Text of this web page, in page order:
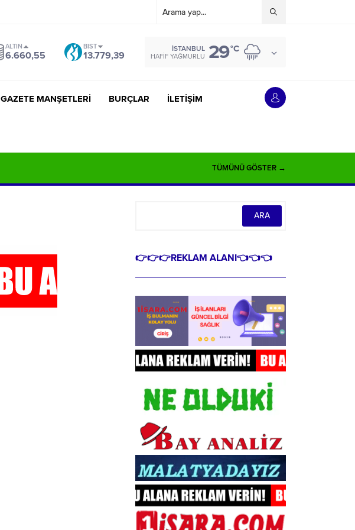
ALTIN
6.660,55
BIST
13.779,39
İSTANBUL
HAFIF YAĞMURLU 29°C
GAZETE MANŞETLERİ BURÇLAR İLETİŞİM
TÜMÜNÜ GÖSTER →
👉👉👉REKLAM ALANI👈👈👈